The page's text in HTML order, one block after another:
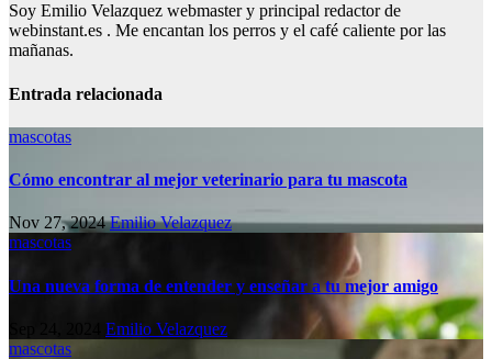
Soy Emilio Velazquez webmaster y principal redactor de
webinstant.es . Me encantan los perros y el café caliente por las
mañanas.
Entrada relacionada
mascotas
Cómo encontrar al mejor veterinario para tu mascota
Nov 27, 2024Emilio Velazquez
mascotas
Una nueva forma de entender y enseñar a tu mejor amigo
Emilio Velazquez
mascotas